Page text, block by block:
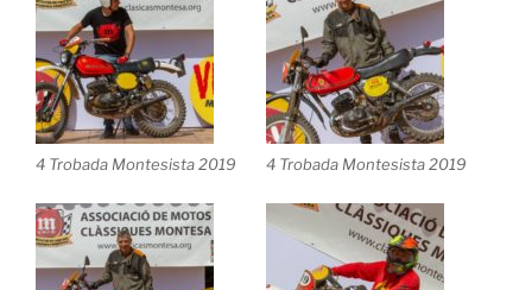
4 Trobada Montesista 2019 4 Trobada Montesista 2019